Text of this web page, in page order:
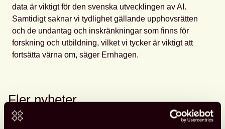
data är viktigt för den svenska utvecklingen av AI.
Samtidigt saknar vi tydlighet gällande upphovsrätten
och de undantag och inskränkningar som finns för
forskning och utbildning, vilket vi tycker är viktigt att
fortsätta värna om, säger Ernhagen. ​
Fler nyheter